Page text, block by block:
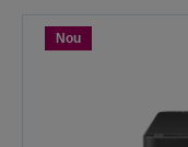
Nou